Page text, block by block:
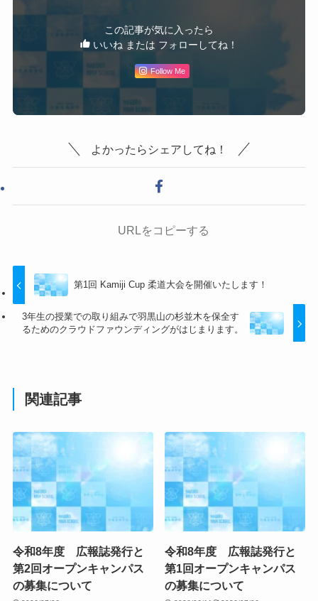
この記事が気に入ったら
いいね または フォローしてね！
Follow Me
よかったらシェアしてね！
URLをコピーする
第1回 Kamiji Cup 柔道大会を開催いたします！
3年生の授業での取り組みで羽黒山の杉並木を保全す
るためのクラウドファウンディングがはじまります。
関連記事
令和8年度 広報誌発行と
第2回オープンキャンパス
の募集について
令和8年度 広報誌発行と
第1回オープンキャンパス
の募集について